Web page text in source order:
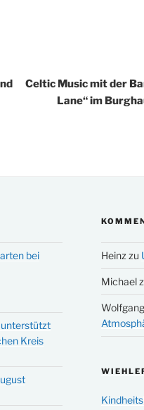
Celtic Music mit der
Lane“ im
bei
unterstützt
Kreis
Heinz zu
Michael